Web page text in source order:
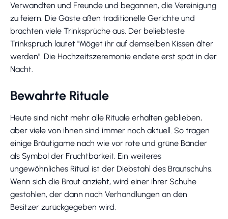
Verwandten und Freunde und begannen, die Vereinigung
zu feiern. Die Gäste aßen traditionelle Gerichte und
brachten viele Trinksprüche aus. Der beliebteste
Trinkspruch lautet "Möget ihr auf demselben Kissen älter
werden". Die Hochzeitszeremonie endete erst spät in der
Nacht.
Bewahrte Rituale
Heute sind nicht mehr alle Rituale erhalten geblieben,
aber viele von ihnen sind immer noch aktuell. So tragen
einige Bräutigame nach wie vor rote und grüne Bänder
als Symbol der Fruchtbarkeit. Ein weiteres
ungewöhnliches Ritual ist der Diebstahl des Brautschuhs.
Wenn sich die Braut anzieht, wird einer ihrer Schuhe
gestohlen, der dann nach Verhandlungen an den
Besitzer zurückgegeben wird.